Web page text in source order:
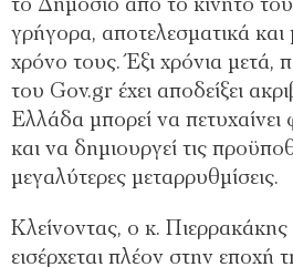
το Δημόσιο από το κινητό
γρήγορα, αποτελεσματικά
χρόνο τους. Έξι χρόνια μετά,
του Gov.gr έχει αποδείξει
Ελλάδα μπορεί να
και να δημιουργεί τις
μεγαλύτερες μεταρρυθμίσεις.
Κλείνοντας, ο κ. Πιερρακάκης
εισέρχεται πλέον στην εποχή